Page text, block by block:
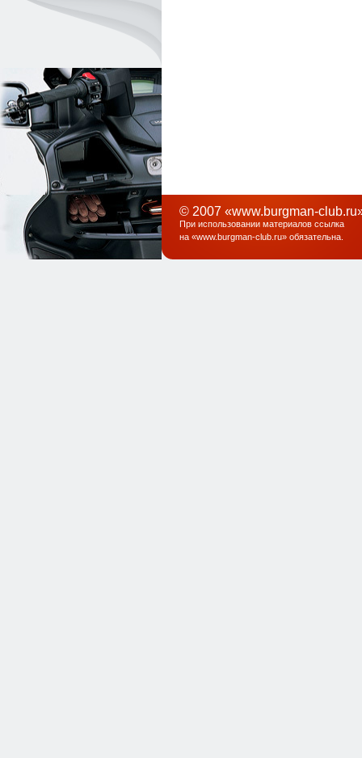
© 2007 «www.burgman-
При использовании материалов ссылка
на «www.burgman-club.ru» обязательна